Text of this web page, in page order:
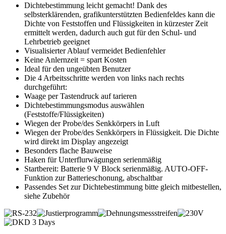
Dichtebestimmung leicht gemacht! Dank des
selbsterklärenden, grafikunterstützten Bedienfeldes kann die
Dichte von Feststoffen und Flüssigkeiten in kürzester Zeit
ermittelt werden, dadurch auch gut für den Schul- und
Lehrbetrieb geeignet
Visualisierter Ablauf vermeidet Bedienfehler
Keine Anlernzeit = spart Kosten
Ideal für den ungeübten Benutzer
Die 4 Arbeitsschritte werden von links nach rechts
durchgeführt:
Waage per Tastendruck auf tarieren
Dichtebestimmungsmodus auswählen
(Feststoffe/Flüssigkeiten)
Wiegen der Probe/des Senkkörpers in Luft
Wiegen der Probe/des Senkkörpers in Flüssigkeit. Die Dichte
wird direkt im Display angezeigt
Besonders flache Bauweise
Haken für Unterflurwägungen serienmäßig
Startbereit: Batterie 9 V Block serienmäßig. AUTO-OFF-
Funktion zur Batterieschonung, abschaltbar
Passendes Set zur Dichtebestimmung bitte gleich mitbestellen,
siehe Zubehör